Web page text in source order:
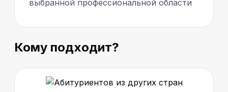
выбранной профессиональной области
Кому подходит?